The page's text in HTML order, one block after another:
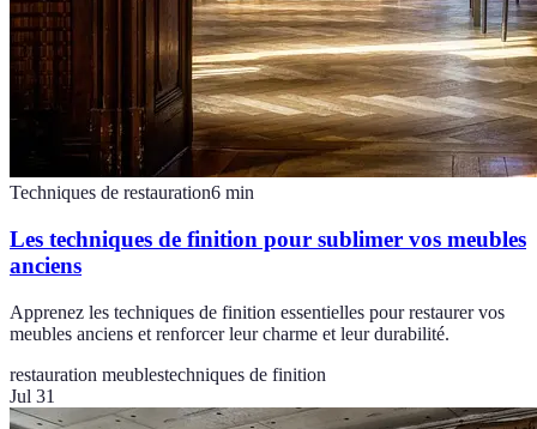
Techniques de restauration6 min
Les techniques de finition pour sublimer vos meubles
anciens
Apprenez les techniques de finition essentielles pour restaurer vos
meubles anciens et renforcer leur charme et leur durabilité.
restauration meublestechniques de finition
Jul 31